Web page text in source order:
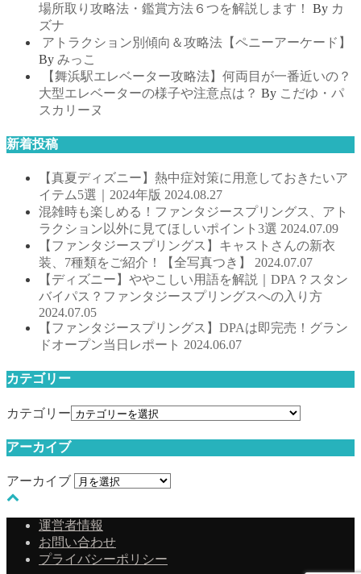
場所取り攻略法・鑑賞方法６つを解説します！
By カ
ズナ
アトラクション別傾向＆攻略法【ペニーアーケード】
By みっこ
【舞浜駅エレベーター攻略法】何両目が一番近いの？
大型エレベーターの様子や注意点は？ By こだゆ・パ
スカリーヌ
新着投稿
【真夏ディズニー】熱中症対策に用意しておきたいア
イテム5選｜2024年版 2024.08.27
混雑時も楽しめる！ファンタジースプリングス、アト
ラクション以外に見てほしいポイント3選 2024.07.09
【ファンタジースプリングス】キャストさんの新衣
装、7種類をご紹介！【全写真つき】 2024.07.07
【ディズニー】ややこしい用語を解説｜DPA？スタン
バイパス？ファンタジースプリングスへの入り方
2024.07.05
【ファンタジースプリングス】DPAは即完売！グラン
ドオープン当日レポート 2024.06.07
カテゴリー
カテゴリー
アーカイブ
アーカイブ
運営者情報
お問い合わせ
プライバシーポリシー